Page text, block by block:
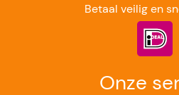
Betaal veilig en
Onze